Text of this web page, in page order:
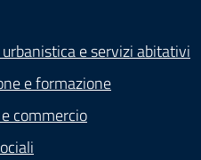
e servizi abitativi
e formazione
commercio